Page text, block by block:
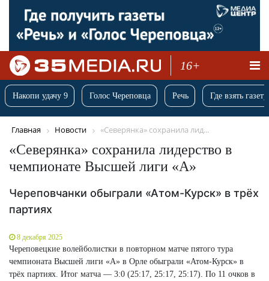
16+
Накопи удачу 9 Голос Череповца Речь Где взять
Главная Новости «Северянка» сохранила лид...
«Северянка» сохранила лидерство в
чемпионате Высшей лиги «А»
Череповчанки обыграли «Атом-Курск» в трёх
партиях
8 декабря 2025
Череповецкие волейболистки в повторном матче пятого тура
чемпионата Высшей лиги «А» в Орле обыграли «Атом-Курск» в
трёх партиях. Итог матча — 3:0 (25:17, 25:17, 25:17). По 11 очков в